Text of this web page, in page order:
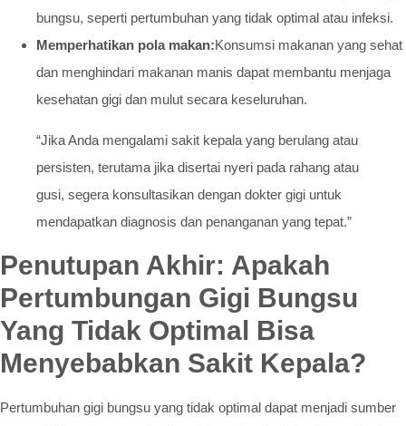
bungsu, seperti pertumbuhan yang tidak optimal atau infeksi.
Memperhatikan pola makan:Konsumsi makanan yang sehat
dan menghindari makanan manis dapat membantu menjaga
kesehatan gigi dan mulut secara keseluruhan.
“Jika Anda mengalami sakit kepala yang berulang atau
persisten, terutama jika disertai nyeri pada rahang atau
gusi, segera konsultasikan dengan dokter gigi untuk
mendapatkan diagnosis dan penanganan yang tepat.”
Penutupan Akhir: Apakah
Pertumbungan Gigi Bungsu
Yang Tidak Optimal Bisa
Menyebabkan Sakit Kepala?
Pertumbuhan gigi bungsu yang tidak optimal dapat menjadi sumber